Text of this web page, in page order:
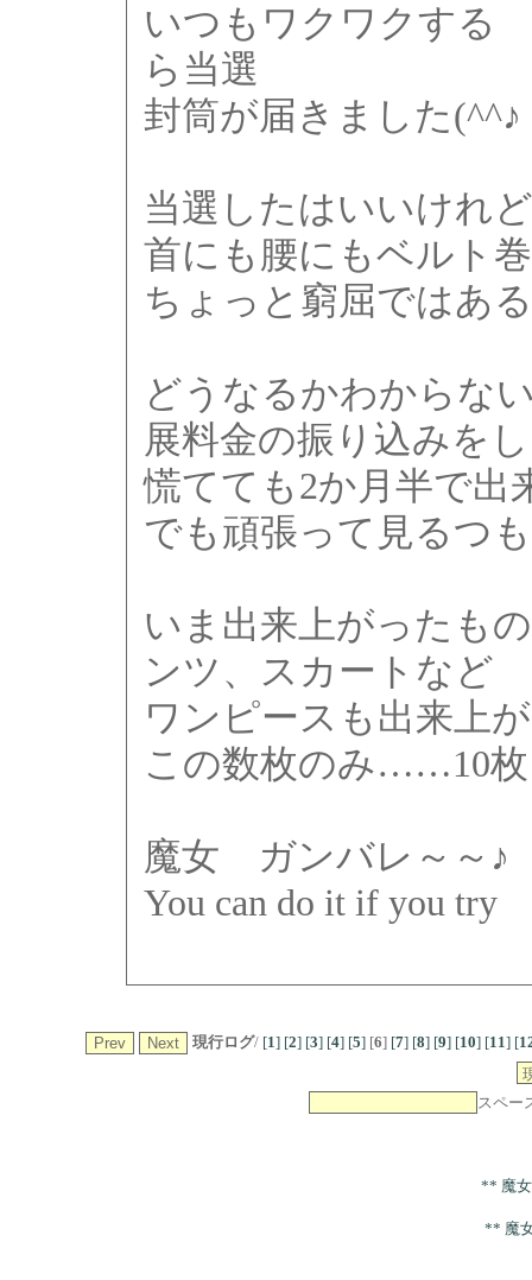
いつもワクワクする
ら当選
封筒が届きました(^^♪
当選したはいいけれ
首にも腰にもベルト
ちょっと窮屈ではあ
どうなるかわからな
展料金の振り込みを
慌てても2か月半で出
でも頑張って見るつ
いま出来上がったも
ンツ、スカートなど
ワンピースも出来上
この数枚のみ……10
魔女 ガンバレ～～♪
You can do it if you
現行ログ/ [1] [2] [3] [4] [5][6] [7] [8] [9] [10] [11] [
スペー
** 魔
** 魔